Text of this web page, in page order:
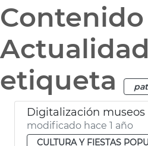
Actualidad
etiqueta
modificado hace 1 año
CULTURA Y FIESTAS